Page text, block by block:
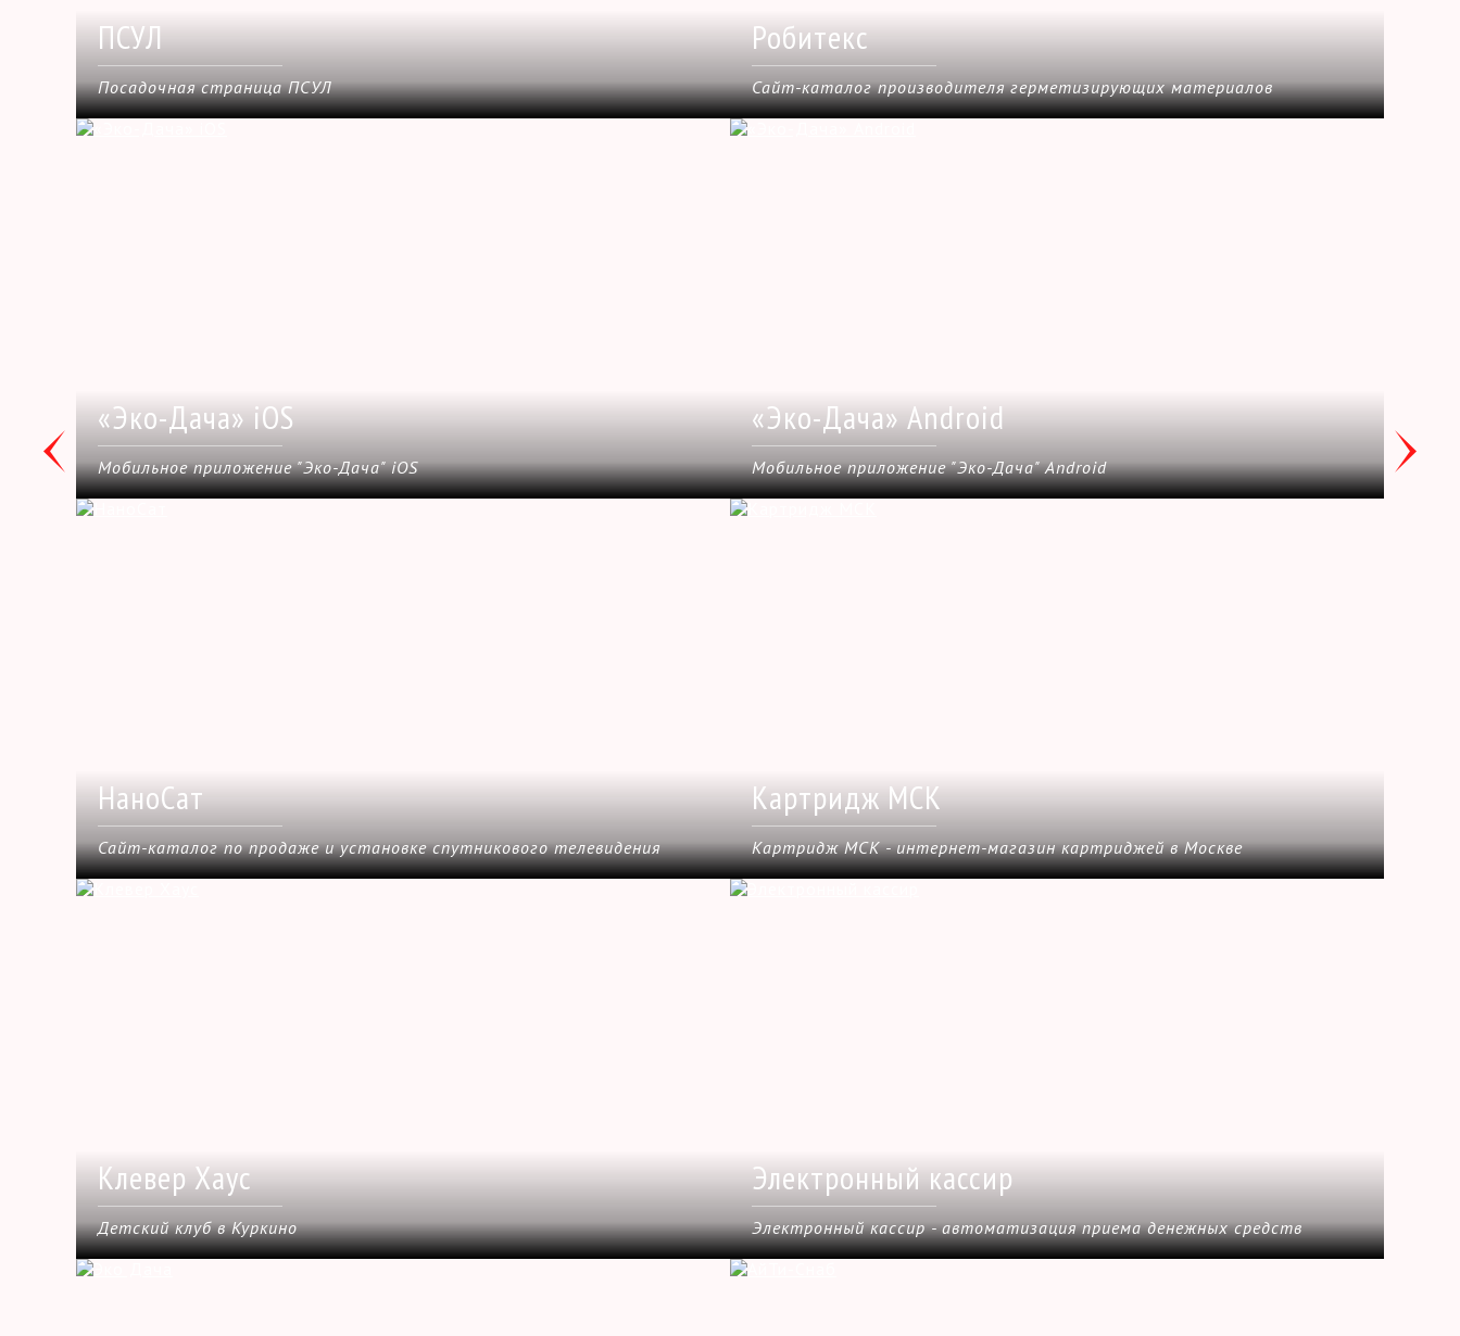
ПСУЛ
Посадочная страница ПСУЛ
Робитекс
Сайт-каталог производителя герметизирующих материалов
«Эко-Дача» iOS
Мобильное приложение "Эко-Дача" iOS
«Эко-Дача» Android
Мобильное приложение "Эко-Дача" Android
НаноСат
Сайт-каталог по продаже и установке спутникового телевидения
Картридж МСК
Картридж МСК - интернет-магазин картриджей в Москве
Клевер Хаус
Детский клуб в Куркино
Электронный кассир
Электронный кассир - автоматизация приема денежных средств